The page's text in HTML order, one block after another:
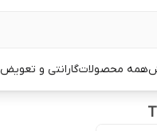
همه محصولاتگارانتی و تعویض